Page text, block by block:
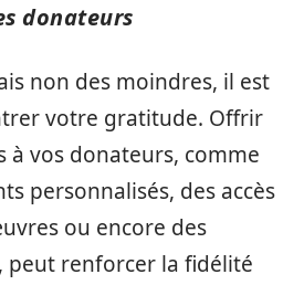
donateurs
non des moindres, il est
votre gratitude. Offrir
à vos donateurs, comme
personnalisés, des accès
ou encore des
peut renforcer la fidélité